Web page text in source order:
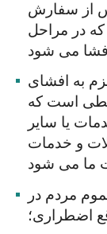
از سفارش
در مراحل
به افشای
است که
یا سایر
و خدمات
مردم در
اضطراری؛